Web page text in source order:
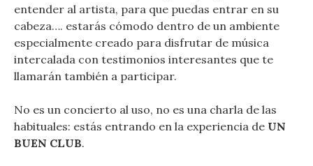
entender al artista, para que puedas entrar en su
cabeza…. estarás cómodo dentro de un ambiente
especialmente creado para disfrutar de música
intercalada con testimonios interesantes que te
llamarán también a participar.
No es un concierto al uso, no es una charla de las
habituales: estás entrando en la experiencia de UN
BUEN CLUB.